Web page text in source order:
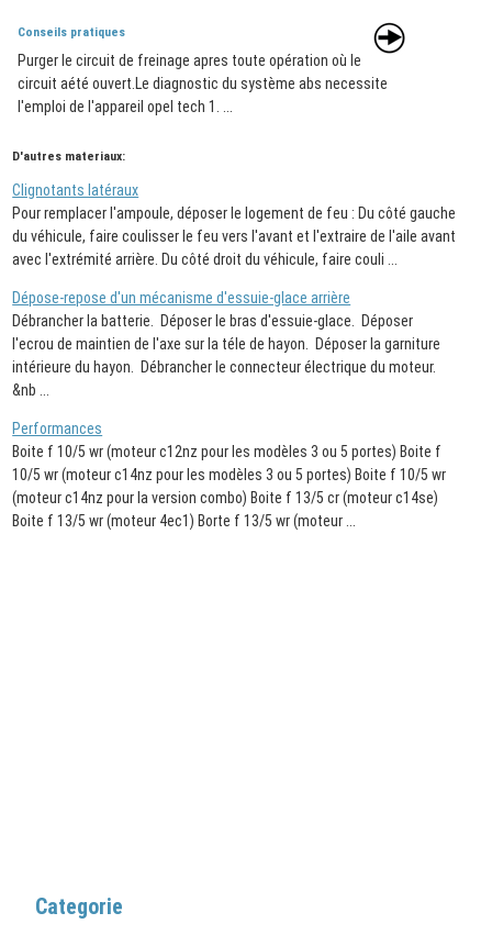
Conseils pratiques
Purger le circuit de freinage apres toute opération où le
circuit aété ouvert.Le diagnostic du système abs necessite
l'emploi de l'appareil opel tech 1. ...
D'autres materiaux:
Clignotants latéraux
Pour remplacer l'ampoule, déposer le logement de feu : Du côté gauche
du véhicule, faire coulisser le feu vers l'avant et l'extraire de l'aile avant
avec l'extrémité arrière. Du côté droit du véhicule, faire couli ...
Dépose-repose d'un mécanisme d'essuie-glace arrière
Débrancher la batterie. Déposer le bras d'essuie-glace. Déposer
l'ecrou de maintien de l'axe sur la téle de hayon. Déposer la garniture
intérieure du hayon. Débrancher le connecteur électrique du moteur.
&nb ...
Performances
Boite f 10/5 wr (moteur c12nz pour les modèles 3 ou 5 portes) Boite f
10/5 wr (moteur c14nz pour les modèles 3 ou 5 portes) Boite f 10/5 wr
(moteur c14nz pour la version combo) Boite f 13/5 cr (moteur c14se)
Boite f 13/5 wr (moteur 4ec1) Borte f 13/5 wr (moteur ...
Categorie